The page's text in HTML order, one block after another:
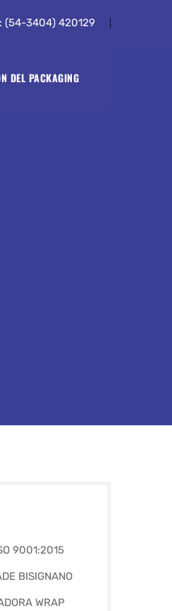
(54-3404) 420129
DEL PACKAGING
9001:2015
BISIGNANO
WRAP